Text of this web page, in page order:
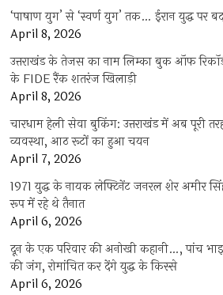
‘पाषाण युग’ से ‘स्वर्ण युग’ तक… ईरान युद्ध पर
April 8, 2026
उत्तराखंड के तेजस का नाम लिम्का बुक ऑफ
के FIDE रैंक शतरंज खिलाड़ी
April 8, 2026
चारधाम हेली सेवा बुकिंग: उत्तराखंड में अब पूरी
व्यवस्था, आठ रूटों का हुआ चयन
April 7, 2026
1971 युद्ध के नायक लेफ्टिनेंट जनरल शेर अमीर
रूप में रहे थे तैनात
April 6, 2026
दून के एक परिवार की अनोखी कहानी…, पांच
की जंग, रोमांचित कर देंगे युद्ध के किस्से
April 6, 2026